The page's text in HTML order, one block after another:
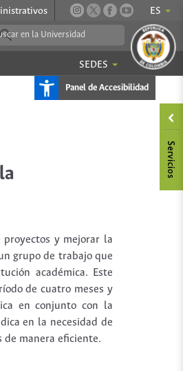
ES
SEDES
Panel de Accesibilidad
proyectos y mejorar la
grupo de trabajo que
académica. Este
de cuatro meses y
en conjunto con la
en la necesidad de
manera eficiente.